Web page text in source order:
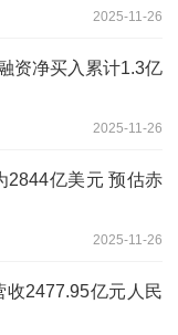
2025-11-26
资净买入累计1.3亿
2025-11-26
2844亿美元 预估赤
2025-11-26
收2477.95亿元人民